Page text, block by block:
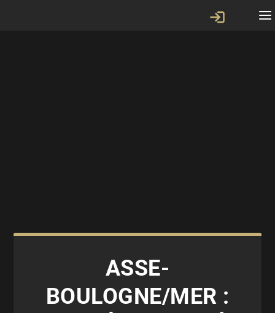
ASSE-
BOULOGNE/MER :